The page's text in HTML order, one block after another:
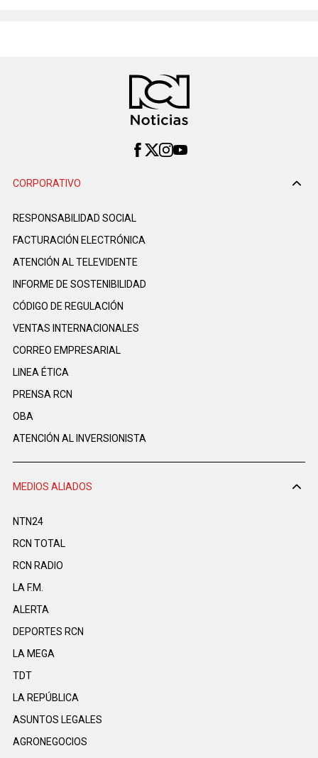
CORPORATIVO
RESPONSABILIDAD SOCIAL
FACTURACIÓN ELECTRÓNICA
ATENCIÓN AL TELEVIDENTE
INFORME DE SOSTENIBILIDAD
CÓDIGO DE REGULACIÓN
VENTAS INTERNACIONALES
CORREO EMPRESARIAL
LINEA ÉTICA
PRENSA RCN
OBA
ATENCIÓN AL INVERSIONISTA
MEDIOS ALIADOS
NTN24
RCN TOTAL
RCN RADIO
LA F.M.
ALERTA
DEPORTES RCN
LA MEGA
TDT
LA REPÚBLICA
ASUNTOS LEGALES
AGRONEGOCIOS